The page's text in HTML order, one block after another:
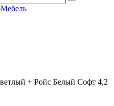
+ Ройс Белый Софт 4,2